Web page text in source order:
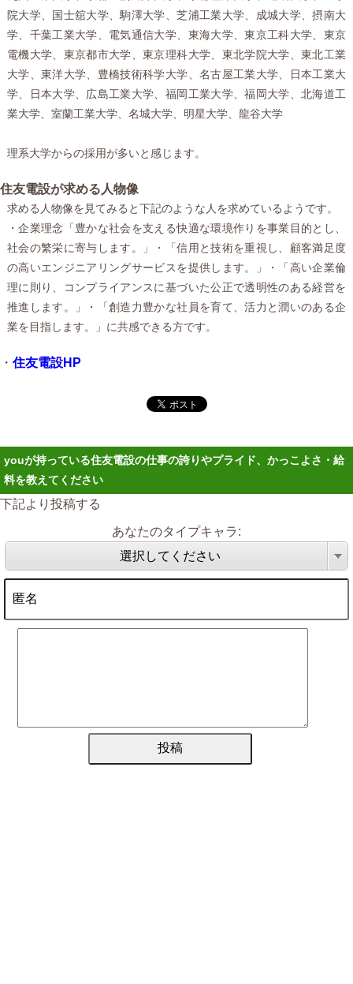
院大学、国士舘大学、駒澤大学、芝浦工業大学、成城大学、摂南大
学、千葉工業大学、電気通信大学、東海大学、東京工科大学、東京
電機大学、東京都市大学、東京理科大学、東北学院大学、東北工業
大学、東洋大学、豊橋技術科学大学、名古屋工業大学、日本工業大
学、日本大学、広島工業大学、福岡工業大学、福岡大学、北海道工
業大学、室蘭工業大学、名城大学、明星大学、龍谷大学
理系大学からの採用が多いと感じます。
住友電設が求める人物像
求める人物像を見てみると下記のような人を求めているようです。
・企業理念「豊かな社会を支える快適な環境作りを事業目的とし、
社会の繁栄に寄与します。」・「信用と技術を重視し、顧客満足度
の高いエンジニアリングサービスを提供します。」・「高い企業倫
理に則り、コンプライアンスに基づいた公正で透明性のある経営を
推進します。」・「創造力豊かな社員を育て、活力と潤いのある企
業を目指します。」に共感できる方です。
・ 住友電設HP
youが持っている住友電設の仕事の誇りやプライド、かっこよさ・給
料を教えてください
下記より投稿する
あなたのタイプキャラ:
選択してください